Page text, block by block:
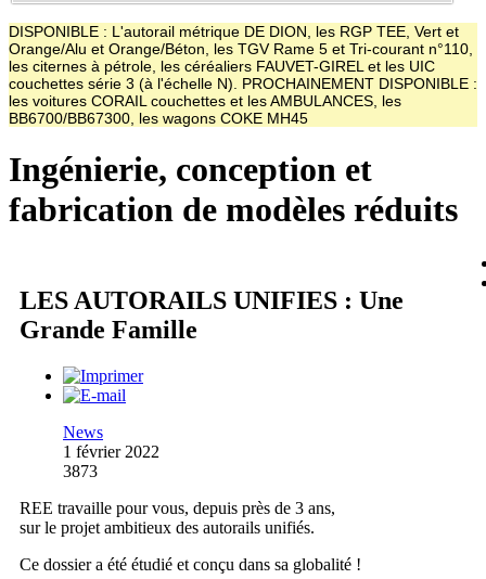
DISPONIBLE : L'autorail métrique DE DION, les RGP TEE, Vert et
Orange/Alu et Orange/Béton, les TGV Rame 5 et Tri-courant n°110,
les citernes à pétrole, les céréaliers FAUVET-GIREL et les UIC
couchettes série 3 (à l'échelle N). PROCHAINEMENT DISPONIBLE :
les voitures CORAIL couchettes et les AMBULANCES, les
BB6700/BB67300, les wagons COKE MH45
Ingénierie, conception et
fabrication de modèles réduits
LES AUTORAILS UNIFIES : Une
Grande Famille
News
1 février 2022
3873
REE travaille pour vous, depuis près de 3 ans,
sur le projet ambitieux des autorails unifiés.
Ce dossier a été étudié et conçu dans sa globalité !